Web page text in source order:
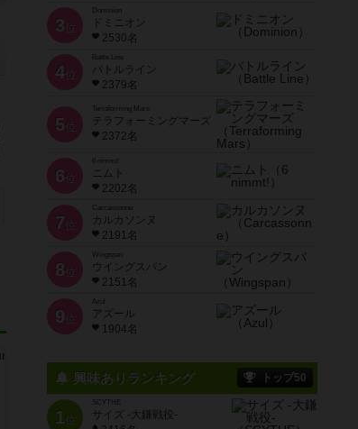
3 位
ドミニオン
2530名
4位
Battle Line
バトルライン
2379名
5 位
Terraforming Mars
テラフォーミングマーズ
2372名
6 位
ニムト
2202名
7 位
Carcassonne
カルカソンヌ
2191名
8 位
Wingspan
ウイングスパン
2151名
9 位
Azul
アズール
1904名
興味ありランキング トップ50
1位
SCYTHE
サイズ -大鎌戦役-